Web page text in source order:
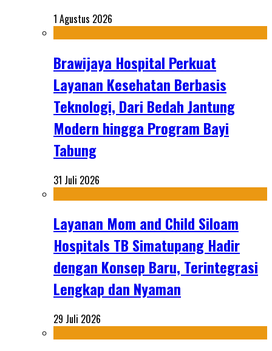
1 Agustus 2026
Brawijaya Hospital Perkuat
Layanan Kesehatan Berbasis
Teknologi, Dari Bedah Jantung
Modern hingga Program Bayi
Tabung
31 Juli 2026
Layanan Mom and Child Siloam
Hospitals TB Simatupang Hadir
dengan Konsep Baru, Terintegrasi
Lengkap dan Nyaman
29 Juli 2026